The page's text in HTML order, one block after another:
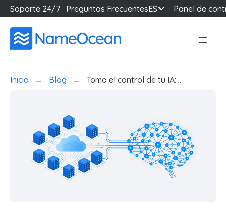
Soporte 24/7 Preguntas FrecuentesES Panel de
Inicio Blog Toma el control de tu IA: …